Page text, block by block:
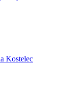
Kostelec